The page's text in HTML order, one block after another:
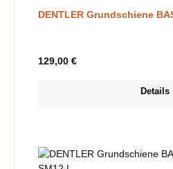
DENTLER Grundschiene
Regulärer Preis:
129,00 €
Details